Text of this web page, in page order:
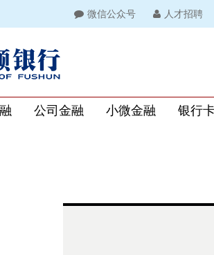
微信公众号 人才招聘
公司金融 小微金融 银行